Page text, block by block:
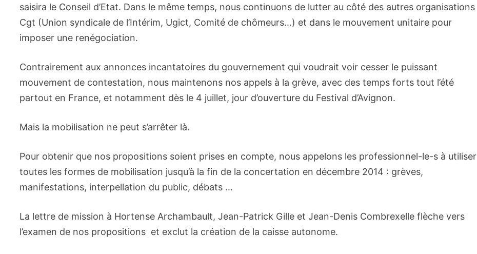
saisira le Conseil d’Etat. Dans le même temps, nous continuons de lutter au côté des autres organisations
Cgt (Union syndicale de l’Intérim, Ugict, Comité de chômeurs…) et dans le mouvement unitaire pour
imposer une renégociation.
Contrairement aux annonces incantatoires du gouvernement qui voudrait voir cesser le puissant
mouvement de contestation, nous maintenons nos appels à la grève, avec des temps forts tout l’été
partout en France, et notamment dès le 4 juillet, jour d’ouverture du Festival d’Avignon.
Mais la mobilisation ne peut s’arrêter là.
Pour obtenir que nos propositions soient prises en compte, nous appelons les professionnel-le-s à utiliser
toutes les formes de mobilisation jusqu’à la fin de la concertation en décembre 2014 : grèves,
manifestations, interpellation du public, débats …
La lettre de mission à Hortense Archambault, Jean-Patrick Gille et Jean-Denis Combrexelle flèche vers
l’examen de nos propositions et exclut la création de la caisse autonome.